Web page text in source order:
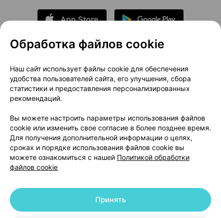
О проекте
Новости проекта
Размещение рекламы
Медицинский маркетинг
Публичный договор
Доставка
Способы оплаты
Вакансии
Партнеры
Написать руководителю 103.by
Написать в поддержку
Персональные настройки Cookie
© 2026 ООО «Артокс Лаб», УНП 191700409 | 220012, Республика Беларусь,
Обработка файлов cookie
Наш сайт использует файлы cookie для обеспечения
удобства пользователей сайта, его улучшения, сбора
статистики и предоставления персонализированных
рекомендаций.
Вы можете настроить параметры использования файлов
cookie или изменить свое согласие в более позднее время.
Для получения дополнительной информации о целях,
сроках и порядке использования файлов cookie вы
можете ознакомиться с нашей Политикой обработки
файлов cookie
Принять